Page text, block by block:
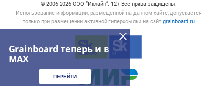
Grainboard теперь и в
MAX
ПЕРЕЙТИ
© 2006‑2026 ООО “Инлайн”. 12+ Все права защищены.
Использование информации, размещенной на данном сайте, допускается
только при размещении активной гиперссылки на сайт grainboard.ru